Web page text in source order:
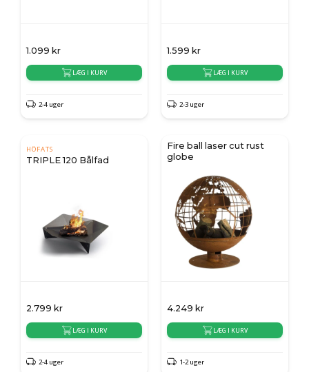
1.099 kr
LÆG I KURV
2-4 uger
1.599 kr
LÆG I KURV
2-3 uger
HÖFATS
TRIPLE 120 Bålfad
2.799 kr
LÆG I KURV
2-4 uger
Fire ball laser cut rust
globe
4.249 kr
LÆG I KURV
1-2 uger